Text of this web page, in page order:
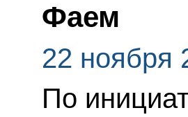
Фаем
22 ноября
По